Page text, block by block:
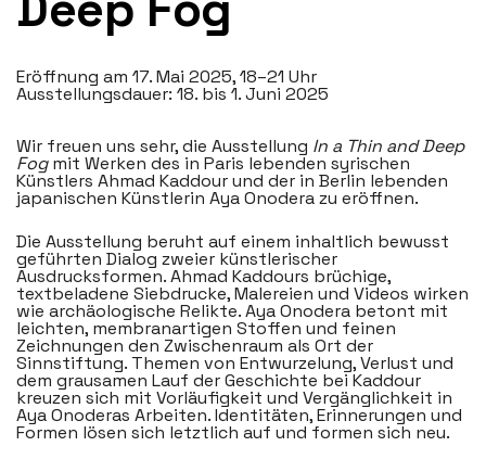
Eröffnung am 17. Mai 2025, 18–21 Uhr
Ausstellungsdauer: 18. bis 1. Juni 2025
Wir freuen uns sehr, die Ausstellung In a Thin and Deep
Fogmit Werken des in Paris lebenden syrischen
Künstlers Ahmad Kaddour und der in Berlin lebenden
japanischen Künstlerin Aya Onodera zu eröffnen.
Die Ausstellung beruht auf einem inhaltlich bewusst
geführten Dialog zweier künstlerischer
Ausdrucksformen. Ahmad Kaddours brüchige,
textbeladene Siebdrucke, Malereien und Videos wirken
wie archäologische Relikte. Aya Onodera betont mit
leichten, membranartigen Stoffen und feinen
Zeichnungen den Zwischenraum als Ort der
Sinnstiftung. Themen von Entwurzelung, Verlust und
dem grausamen Lauf der Geschichte bei Kaddour
kreuzen sich mit Vorläufigkeit und Vergänglichkeit in
Aya Onoderas Arbeiten. Identitäten, Erinnerungen und
Formen lösen sich letztlich auf und formen sich neu.